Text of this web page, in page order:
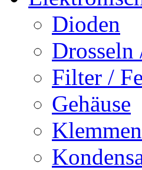
Dioden
Filter /
Gehäuse